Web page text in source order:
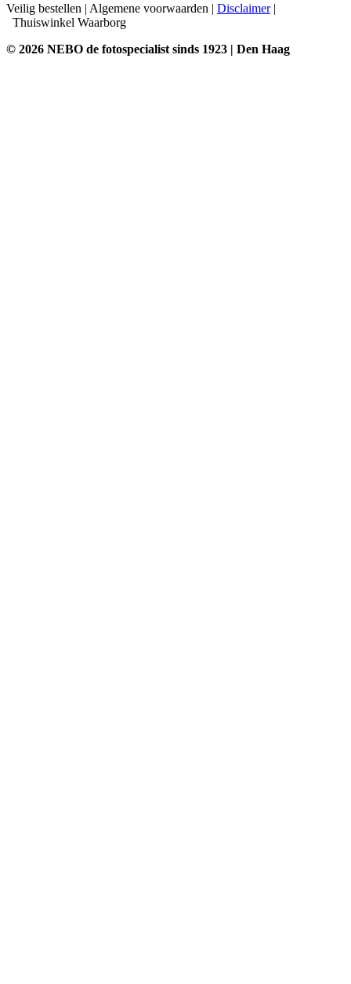
Veilig bestellen | Algemene voorwaarden | Disclaimer|
Thuiswinkel Waarborg
© 2026 NEBO de fotospecialist sinds 1923 | Den Haag